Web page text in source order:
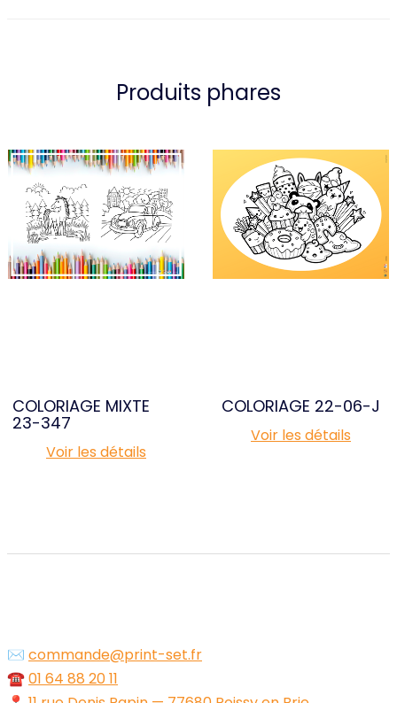
Produits phares
COLORIAGE MIXTE
23-347
Voir les détails
COLORIAGE 22-06-J
Voir les détails
✉️ commande@print-set.fr
☎️01 64 88 20 11